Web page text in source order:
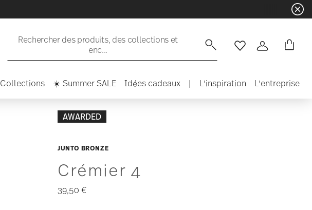
Rechercher des produits, des collections et
enc...
Liste de souhaits
Connexion
Collections ☀️ Summer SALE Idées cadeaux | L'inspiration L'entreprise
AWARDED
JUNTO BRONZE
Crémier 4
39,50 €